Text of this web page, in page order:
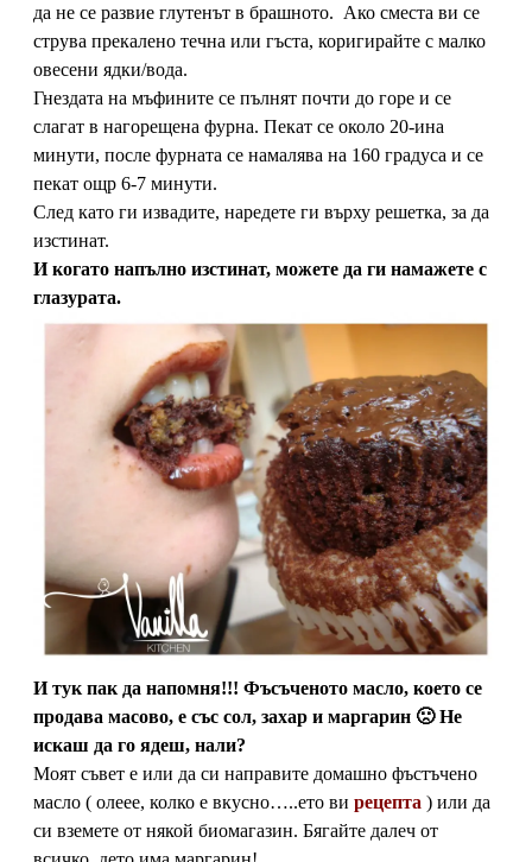
да не се развие глутенът в брашното. Ако сместа ви се
струва прекалено течна или гъста, коригирайте с малко
овесени ядки/вода.
Гнездата на мъфините се пълнят почти до горе и се
слагат в нагорещена фурна. Пекат се около 20-ина
минути, после фурната се намалява на 160 градуса и се
пекат ощр 6-7 минути.
След като ги извадите, наредете ги върху решетка, за да
изстинат.
И когато напълно изстинат, можете да ги намажете с
глазурата.
И тук пак да напомня!!! Фъсъченото масло, което се
продава масово, е със сол, захар и маргарин 🙁 Не
искаш да го ядеш, нали?
Моят съвет е или да си направите домашно фъстъчено
масло ( олеее, колко е вкусно…..ето ви рецепта ) или да
си вземете от някой биомагазин. Бягайте далеч от